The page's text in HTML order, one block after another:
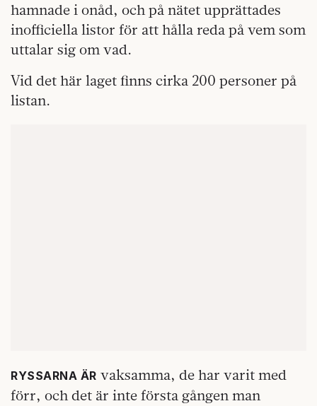
hamnade i onåd, och på nätet upprättades
inofficiella listor för att hålla reda på vem som
uttalar sig om vad.
Vid det här laget finns cirka 200 personer på
listan.
RYSSARNA ÄR vaksamma, de har varit med
förr, och det är inte första gången man